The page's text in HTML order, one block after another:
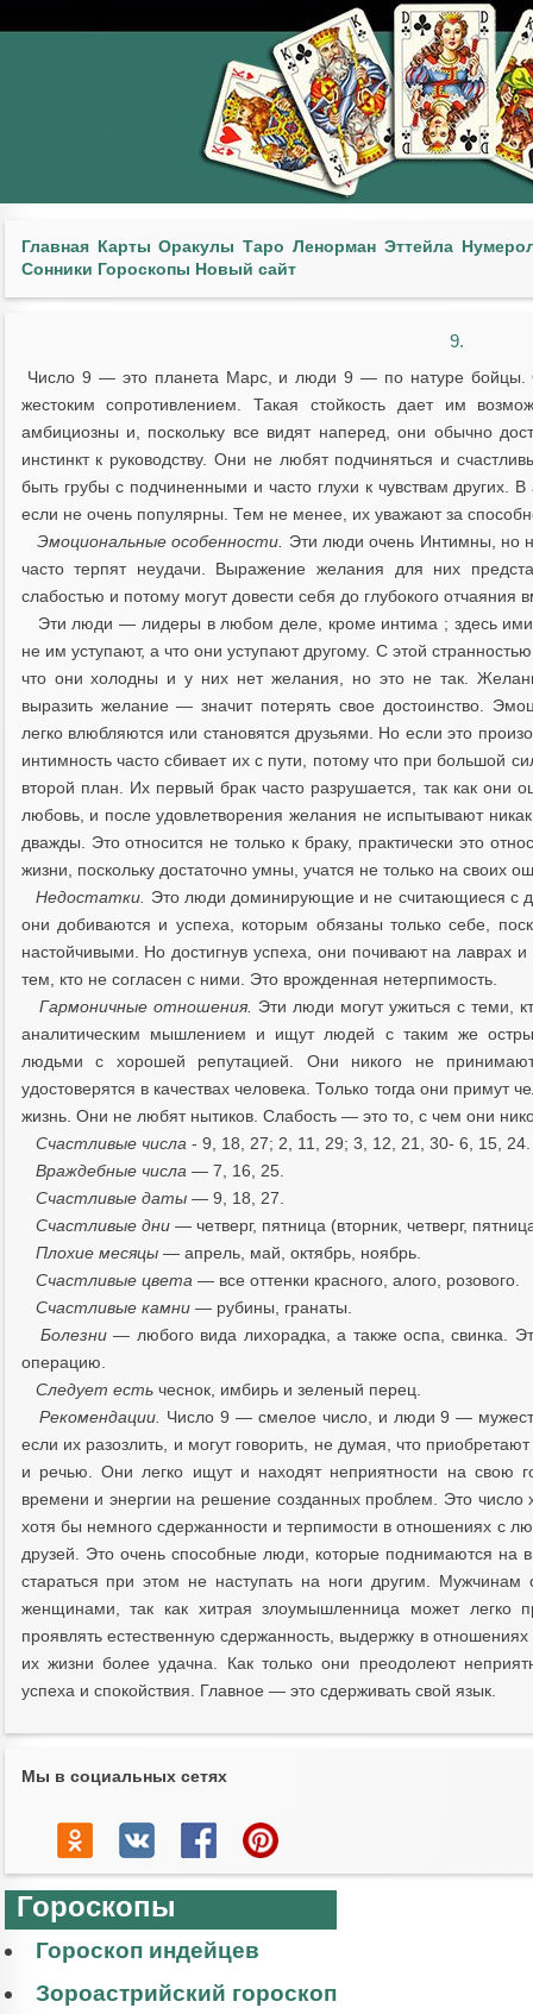
Главная Карты Оракулы Таро Ленорман Эттейла
Сонники Гороскопы Новый сайт
9.
Число 9 — это планета Марс, и люди 9 — по натуре
жестоким сопротивлением. Такая стойкость дает им
амбициозны и, поскольку все видят наперед, они обычно
инстинкт к руководству. Они не любят подчиняться и
быть грубы с подчиненными и часто глухи к чувствам других.
если не очень популярны. Тем не менее, их ува­жают за
Эмоциональные особенности. Эти люди очень Интимны, но
часто терпят неудачи. Выражение желания для них
слабостью и потому могут довести себя до глубокого отчаяния
Эти люди — лидеры в любом деле, кроме интима ; здесь ими
не им уступают, а что они уступают другому. С этой
что они холодны и у них нет желания, но это не так.
выразить желание — значит потерять свое достоинство.
легко влюбляются или становятся друзьями. Но если это
интимность часто сбивает их с пути, потому что при большой
второй план. Их первый брак часто разрушается, так как они
любовь, и после удовлетворения желания не испытывают
дважды. Это относится не только к браку, практически это
жизни, поскольку достаточно умны, учатся не только на своих
Недостатки. Это люди доминирующие и не считающиеся с
они добиваются и успеха, которым обязаны только себе,
настойчивыми. Но достигнув успеха, они почивают на лаврах
тем, кто не согласен с ними. Это врожденная нетерпимость.
Гармоничные отношения. Эти люди могут ужиться с теми,
аналитическим мышлением и ищут людей с таким же
людьми с хорошей репутацией. Они никого не
удостоверятся в качествах человека. Только тогда они примут
жизнь. Они не любят нытиков. Слабость — это то, с чем они
Счастливые числа - 9, 18, 27; 2, 11, 29; 3, 12, 21, 30- 6, 15, 24.
Враждебные числа — 7, 16, 25.
Счастливые даты — 9, 18, 27.
Счастливые дни — четверг, пятница (вторник, четверг,
Плохие месяцы — апрель, май, октябрь, ноябрь.
Счастливые цвета — все оттенки красного, алого, розового.
Счастливые камни — рубины, гранаты.
Болезни— любого вида лихорадка, а также оспа, свинка.
операцию.
Следует есть чеснок, имбирь и зеленый перец.
Рекомендации. Число 9 — смелое число, и люди 9 —
если их разозлить, и могут говорить, не думая, что
и речью. Они легко ищут и находят неприятности на свою
времени и энергии на решение созданных проблем. Это число
хотя бы немного сдержанности и терпимости в отношениях с
друзей. Это очень способные люди, которые поднимаются на
стараться при этом не наступать на ноги другим. Мужчинам
женщинами, так как хитрая злоумышленница может легко
проявлять естественную сдержанность, выдержку в
их жизни более удачна. Как только они преодолеют
успеха и спокойствия. Главное — это сдерживать свой язык.
Мы в социальных сетях
Гороскопы
Гороскоп индейцев
Зороастрийский гороскоп